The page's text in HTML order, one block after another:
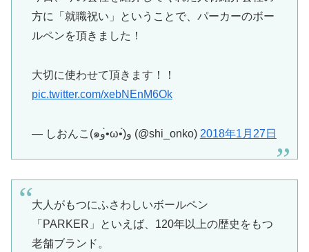
方に「就職祝い」ということで、パーカーのボー
ルペンを頂きました！
大切に使わせて頂きます！！
pic.twitter.com/xebNEnM6Ok
— しおんこ(๑و•̀ω•́)و (@shi_onko) 2018年1月27日
大人がもつにふさわしいボールペン
「PARKER」といえば、120年以上の歴史をもつ
老舗ブランド。